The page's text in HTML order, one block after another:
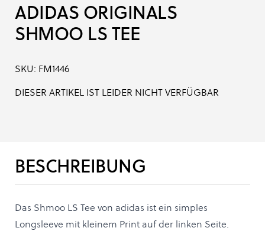
ADIDAS ORIGINALS
SHMOO LS TEE
SKU: FM1446
DIESER ARTIKEL IST LEIDER NICHT VERFÜGBAR
BESCHREIBUNG
Das Shmoo LS Tee von adidas ist ein simples
Longsleeve mit kleinem Print auf der linken Seite.